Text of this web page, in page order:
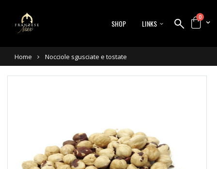
SHOP LINKS
0
Home Nocciole sgusciate e tostate